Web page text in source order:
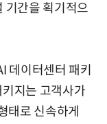
기간을 획기적으
데이터센터 패키
지는 고객사가
태로 신속하게